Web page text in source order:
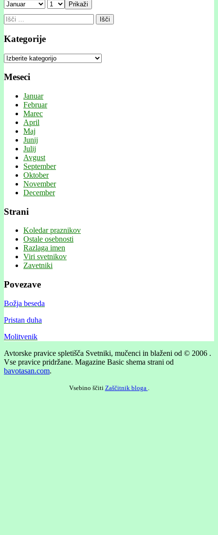
Prikaži
Išči:
Kategorije
Kategorije
Meseci
Januar
Februar
Marec
April
Maj
Junij
Julij
Avgust
September
Oktober
November
December
Strani
Koledar praznikov
Ostale osebnosti
Razlaga imen
Viri svetnikov
Zavetniki
Povezave
Božja beseda
Pristan duha
Molitvenik
Avtorske pravice spletišča Svetniki, mučenci in blaženi od © 2006 .
Vse pravice pridržane. Magazine Basic shema strani od
bavotasan.com.
Vsebino ščiti Zaščitnik bloga